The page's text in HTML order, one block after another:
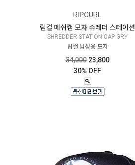
RIPCURL
립컬 메쉬캡 모자 슈레더 스테이션
SHREDDER STATION CAP GRY
립컬 남성용 모자
34,000 23,800
30% OFF